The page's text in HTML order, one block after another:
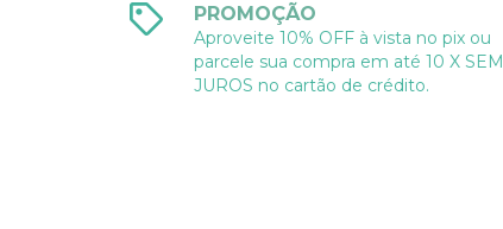
PROMOÇÃO
Aproveite 10% OFF à vista no pix ou
parcele sua compra em até 10 X SEM
JUROS no cartão de crédito.